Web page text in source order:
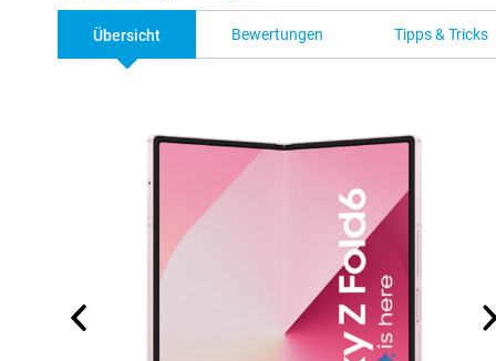
Übersicht Bewertungen Tipps & Tricks